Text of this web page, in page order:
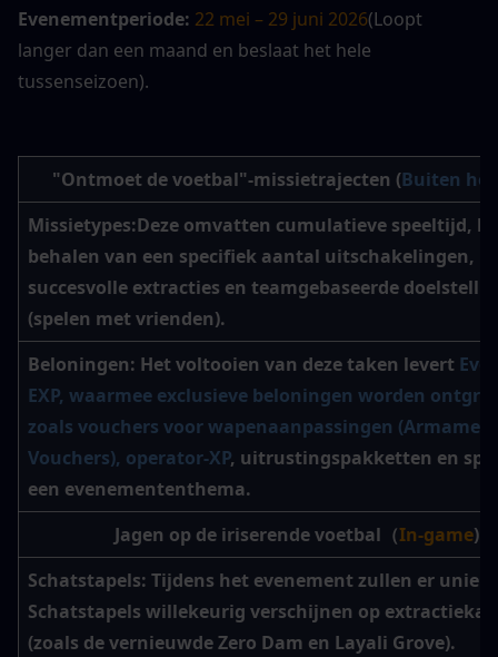
Evenementperiode: 22 mei – 29 juni 2026(Loopt
langer dan een maand en beslaat het hele
tussenseizoen).
"Ontmoet de voetbal"-missietrajecten (Buiten het
Missietypes:Deze omvatten cumulatieve speeltijd,
behalen van een specifiek aantal uitschakelingen,
succesvolle extracties en teamgebaseerde
(spelen met vrienden).
Beloningen: Het voltooien van deze taken levert
EXP, waarmee exclusieve beloningen worden
zoals vouchers voor wapenaanpassingen
Vouchers), operator-XP, uitrustingspakketten en
een evenemententhema.
Jagen op de iriserende voetbal（In-game)
Schatstapels:
Schatstapels willekeurig verschijnen op
(zoals de vernieuwde Zero Dam en Layali Grove).